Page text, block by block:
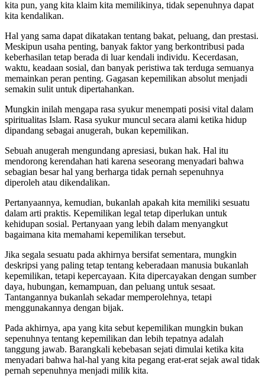
kita pun, yang kita klaim kita memilikinya, tidak sepenuhnya dapat
kita kendalikan.
Hal yang sama dapat dikatakan tentang bakat, peluang, dan prestasi.
Meskipun usaha penting, banyak faktor yang berkontribusi pada
keberhasilan tetap berada di luar kendali individu. Kecerdasan,
waktu, keadaan sosial, dan banyak peristiwa tak terduga semuanya
memainkan peran penting. Gagasan kepemilikan absolut menjadi
semakin sulit untuk dipertahankan.
Mungkin inilah mengapa rasa syukur menempati posisi vital dalam
spiritualitas Islam. Rasa syukur muncul secara alami ketika hidup
dipandang sebagai anugerah, bukan kepemilikan.
Sebuah anugerah mengundang apresiasi, bukan hak. Hal itu
mendorong kerendahan hati karena seseorang menyadari bahwa
sebagian besar hal yang berharga tidak pernah sepenuhnya
diperoleh atau dikendalikan.
Pertanyaannya, kemudian, bukanlah apakah kita memiliki sesuatu
dalam arti praktis. Kepemilikan legal tetap diperlukan untuk
kehidupan sosial. Pertanyaan yang lebih dalam menyangkut
bagaimana kita memahami kepemilikan tersebut.
Jika segala sesuatu pada akhirnya bersifat sementara, mungkin
deskripsi yang paling tetap ​​tentang keberadaan manusia bukanlah
kepemilikan, tetapi kepercayaan. Kita dipercayakan dengan sumber
daya, hubungan, kemampuan, dan peluang untuk sesaat.
Tantangannya bukanlah sekadar memperolehnya, tetapi
menggunakannya dengan bijak.
Pada akhirnya, apa yang kita sebut kepemilikan mungkin bukan
sepenuhnya tentang kepemilikan dan lebih tepatnya adalah
tanggung jawab. Barangkali kebebasan sejati dimulai ketika kita
menyadari bahwa hal-hal yang kita pegang erat-erat sejak awal tidak
pernah sepenuhnya menjadi milik kita.